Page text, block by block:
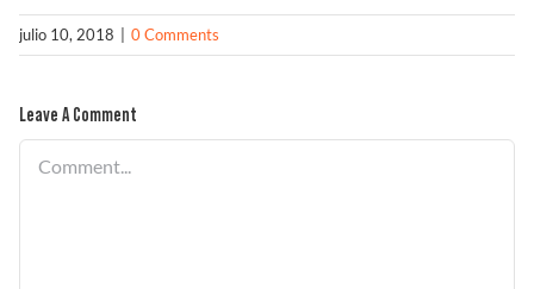
julio 10, 2018 0 Comments
Leave A Comment